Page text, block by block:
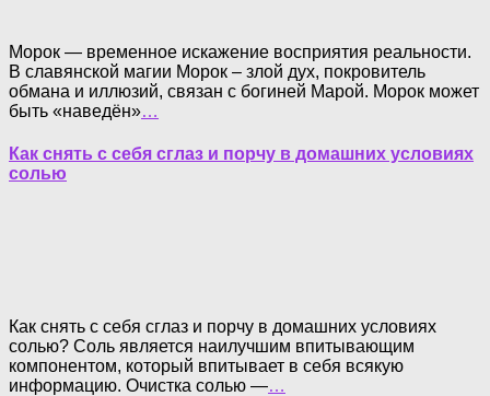
Морок — временное искажение восприятия реальности.
В славянской магии Морок – злой дух, покровитель
обмана и иллюзий, связан с богиней Марой. Морок может
быть «наведён»…
Как снять с себя сглаз и порчу в домашних условиях
солью
Как снять с себя сглаз и порчу в домашних условиях
солью? Соль является наилучшим впитывающим
компонентом, который впитывает в себя всякую
информацию. Очистка солью —…